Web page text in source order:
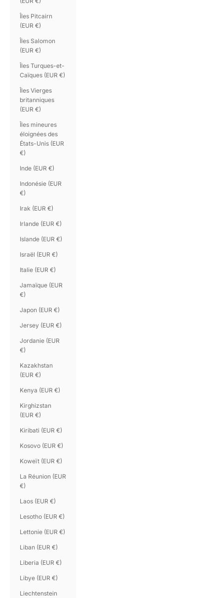
Îles Pitcairn
(EUR €)
Îles Salomon
(EUR €)
Îles Turques-et-
Caïques (EUR €)
Îles Vierges
britanniques
(EUR €)
Îles mineures
éloignées des
États-Unis (EUR
€)
Inde (EUR €)
Indonésie (EUR
€)
Irak (EUR €)
Irlande (EUR €)
Islande (EUR €)
Israël (EUR €)
Italie (EUR €)
Jamaïque (EUR
€)
Japon (EUR €)
Jersey (EUR €)
Jordanie (EUR
€)
Kazakhstan
(EUR €)
Kenya (EUR €)
Kirghizstan
(EUR €)
Kiribati (EUR €)
Kosovo (EUR €)
Koweït (EUR €)
La Réunion (EUR
€)
Laos (EUR €)
Lesotho (EUR €)
Lettonie (EUR €)
Liban (EUR €)
Liberia (EUR €)
Libye (EUR €)
Liechtenstein